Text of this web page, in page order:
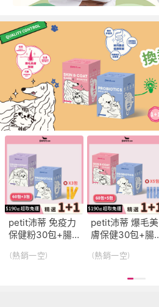
petit沛蒂 免疫力
保健粉30包+腸
健粉30包 活力順
(熱銷一空)
petit沛蒂 爆毛美
膚保健30包+腸
30包 腸道美毛全
化保健｜皮膚保
(熱銷一空)